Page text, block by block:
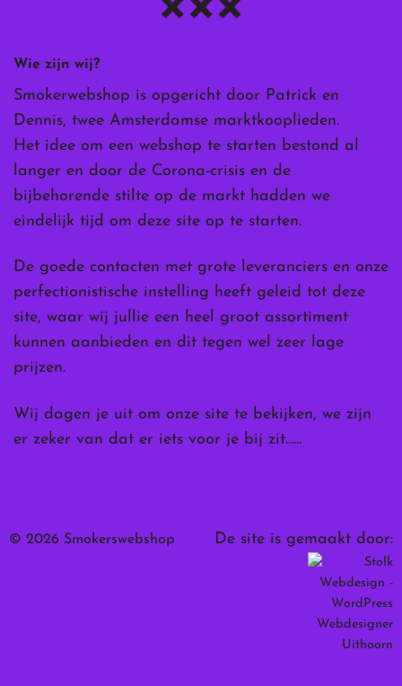
Wie zijn wij?
Smokerwebshop is opgericht door Patrick en
Dennis, twee Amsterdamse marktkooplieden.
Het idee om een webshop te starten bestond al
langer en door de Corona-crisis en de
bijbehorende stilte op de markt hadden we
eindelijk tijd om deze site op te starten.
De goede contacten met grote leveranciers en onze
perfectionistische instelling heeft geleid tot deze
site, waar wij jullie een heel groot assortiment
kunnen aanbieden en dit tegen wel zeer lage
prijzen.
Wij dagen je uit om onze site te bekijken, we zijn
er zeker van dat er iets voor je bij zit……
© 2026 Smokerswebshop De site is gemaakt door: